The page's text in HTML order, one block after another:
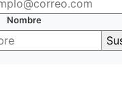
Nombre